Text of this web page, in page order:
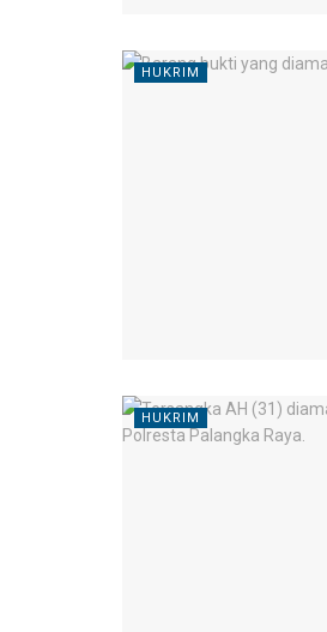
HUKRIM
HUKRIM